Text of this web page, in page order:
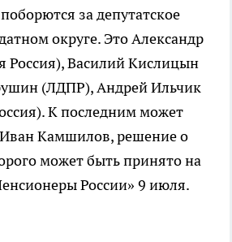
за депутатское
округе. Это Александр
Россия), Василий Кислицын
(ЛДПР), Андрей Ильчик
К последним может
Камшилов, решение о
может быть принято на
России» 9 июля.